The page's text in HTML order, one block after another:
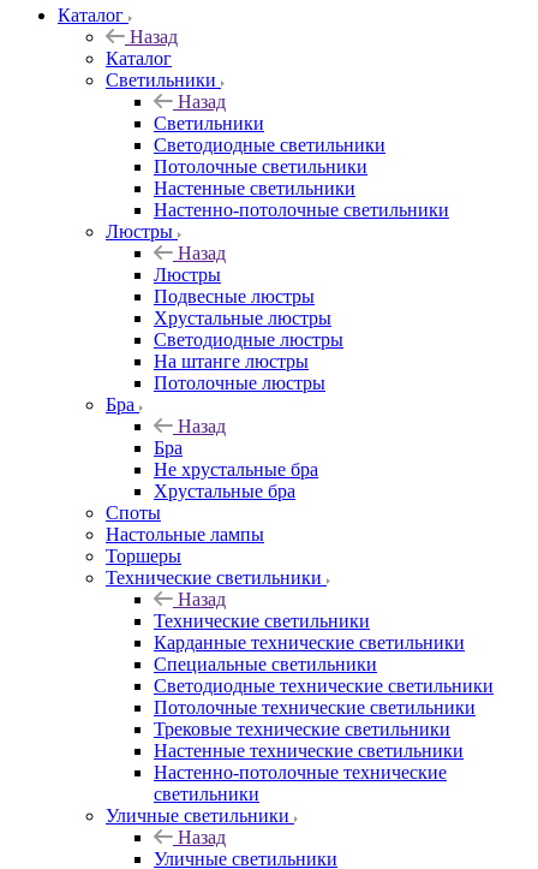
Каталог
Назад
Каталог
Светильники
Назад
Светильники
Светодиодные светильники
Потолочные светильники
Настенные светильники
Настенно-потолочные светильники
Люстры
Назад
Люстры
Подвесные люстры
Хрустальные люстры
Светодиодные люстры
На штанге люстры
Потолочные люстры
Бра
Назад
Бра
Не хрустальные бра
Хрустальные бра
Споты
Настольные лампы
Торшеры
Технические светильники
Назад
Технические светильники
Карданные технические светильники
Специальные светильники
Светодиодные технические светильники
Потолочные технические светильники
Трековые технические светильники
Настенные технические светильники
Настенно-потолочные технические
светильники
Уличные светильники
Назад
Уличные светильники